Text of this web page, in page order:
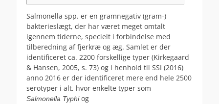
Salmonella spp. er en gramnegativ (gram-)
bakterieslægt, der har været meget omtalt
igennem tiderne, specielt i forbindelse med
tilberedning af fjerkræ og æg. Samlet er der
identificeret ca. 2200 forskellige typer (Kirkegaard
& Hansen, 2005, s. 73) og i henhold til SSI (2016)
anno 2016 er der identificeret mere end hele 2500
serotyper i alt, hvor enkelte typer som
Salmonella Typhiog